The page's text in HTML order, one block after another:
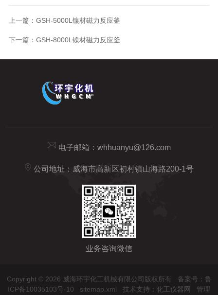
上一篇： GSH-5000L镍材磁力反应釜
下一篇： GSH-8000L镍材磁力反应釜
电子邮箱： whhuanyu@126.com
公司地址：威海市高新区初村镇山海路200-1号
业务咨询微信
Copyright © 2026 威海环宇化工机械有限公司版权所有 备案号：鲁
ICP备10035103号-10
sitemap.xml 技术支持： 化工仪器网 管理